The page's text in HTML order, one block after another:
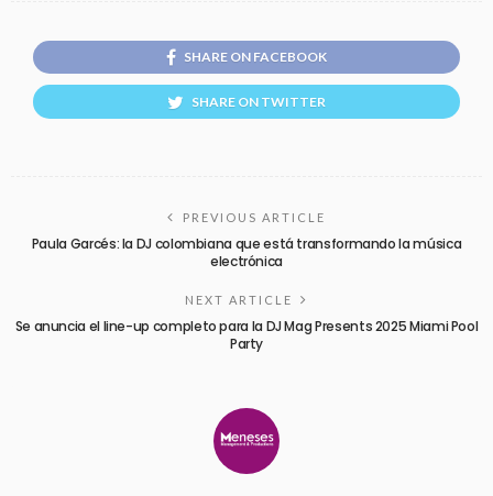
SHARE ON FACEBOOK
SHARE ON TWITTER
PREVIOUS ARTICLE
Paula Garcés: la DJ colombiana que está transformando la música
electrónica
NEXT ARTICLE
Se anuncia el line-up completo para la DJ Mag Presents 2025 Miami Pool
Party